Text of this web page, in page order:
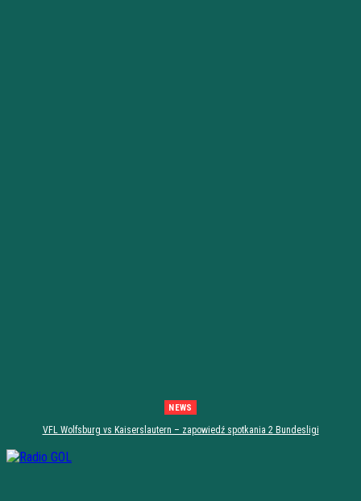
NEWS
VFL Wolfsburg vs Kaiserslautern – zapowiedź spotkania 2 Bundesligi